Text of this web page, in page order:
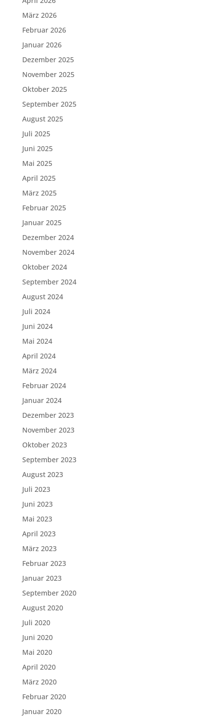
März 2026
Februar 2026
Januar 2026
Dezember 2025
November 2025
Oktober 2025
September 2025
August 2025
Juli 2025
Juni 2025
Mai 2025
April 2025
März 2025
Februar 2025
Januar 2025
Dezember 2024
November 2024
Oktober 2024
September 2024
August 2024
Juli 2024
Juni 2024
Mai 2024
April 2024
März 2024
Februar 2024
Januar 2024
Dezember 2023
November 2023
Oktober 2023
September 2023
August 2023
Juli 2023
Juni 2023
Mai 2023
April 2023
März 2023
Februar 2023
Januar 2023
September 2020
August 2020
Juli 2020
Juni 2020
Mai 2020
April 2020
März 2020
Februar 2020
Januar 2020